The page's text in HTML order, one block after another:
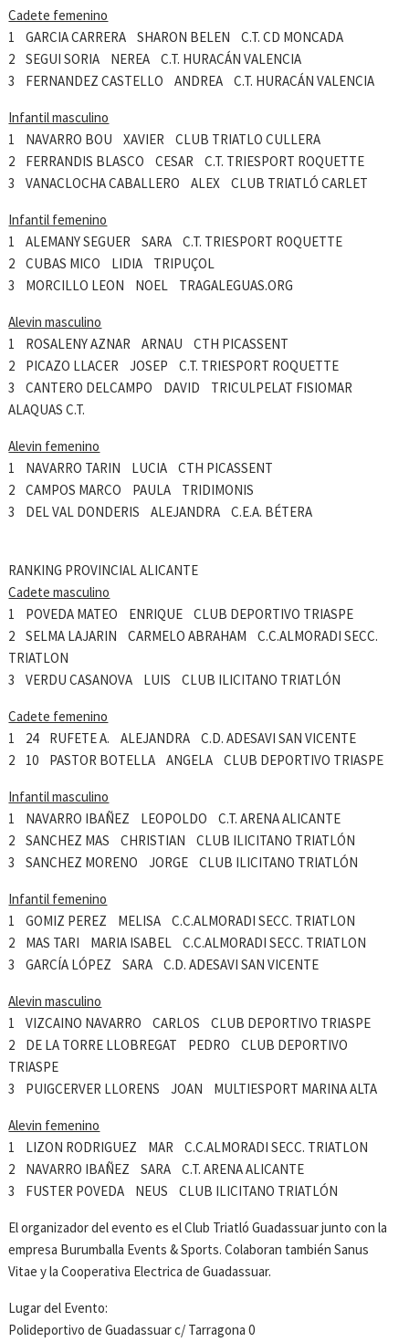
Cadete femenino
1 GARCIA CARRERA SHARON BELEN C.T. CD MONCADA
2 SEGUI SORIA NEREA C.T. HURACÁN VALENCIA
3 FERNANDEZ CASTELLO ANDREA C.T. HURACÁN VALENCIA
Infantil masculino
1 NAVARRO BOU XAVIER CLUB TRIATLO CULLERA
2 FERRANDIS BLASCO CESAR C.T. TRIESPORT ROQUETTE
3 VANACLOCHA CABALLERO ALEX CLUB TRIATLÓ CARLET
Infantil femenino
1 ALEMANY SEGUER SARA C.T. TRIESPORT ROQUETTE
2 CUBAS MICO LIDIA TRIPUÇOL
3 MORCILLO LEON NOEL TRAGALEGUAS.ORG
Alevin masculino
1 ROSALENY AZNAR ARNAU CTH PICASSENT
2 PICAZO LLACER JOSEP C.T. TRIESPORT ROQUETTE
3 CANTERO DELCAMPO DAVID TRICULPELAT FISIOMAR
ALAQUAS C.T.
Alevin femenino
1 NAVARRO TARIN LUCIA CTH PICASSENT
2 CAMPOS MARCO PAULA TRIDIMONIS
3 DEL VAL DONDERIS ALEJANDRA C.E.A. BÉTERA
RANKING PROVINCIAL ALICANTE
Cadete masculino
1 POVEDA MATEO ENRIQUE CLUB DEPORTIVO TRIASPE
2 SELMA LAJARIN CARMELO ABRAHAM C.C.ALMORADI SECC.
TRIATLON
3 VERDU CASANOVA LUIS CLUB ILICITANO TRIATLÓN
Cadete femenino
1 24 RUFETE A. ALEJANDRA C.D. ADESAVI SAN VICENTE
2 10 PASTOR BOTELLA ANGELA CLUB DEPORTIVO TRIASPE
Infantil masculino
1 NAVARRO IBAÑEZ LEOPOLDO C.T. ARENA ALICANTE
2 SANCHEZ MAS CHRISTIAN CLUB ILICITANO TRIATLÓN
3 SANCHEZ MORENO JORGE CLUB ILICITANO TRIATLÓN
Infantil femenino
1 GOMIZ PEREZ MELISA C.C.ALMORADI SECC. TRIATLON
2 MAS TARI MARIA ISABEL C.C.ALMORADI SECC. TRIATLON
3 GARCÍA LÓPEZ SARA C.D. ADESAVI SAN VICENTE
Alevin masculino
1 VIZCAINO NAVARRO CARLOS CLUB DEPORTIVO TRIASPE
2 DE LA TORRE LLOBREGAT PEDRO CLUB DEPORTIVO
TRIASPE
3 PUIGCERVER LLORENS JOAN MULTIESPORT MARINA ALTA
Alevin femenino
1 LIZON RODRIGUEZ MAR C.C.ALMORADI SECC. TRIATLON
2 NAVARRO IBAÑEZ SARA C.T. ARENA ALICANTE
3 FUSTER POVEDA NEUS CLUB ILICITANO TRIATLÓN
El organizador del evento es el Club Triatló Guadassuar junto con la
empresa Burumballa Events & Sports. Colaboran también Sanus
Vitae y la Cooperativa Electrica de Guadassuar.
Lugar del Evento:
Polideportivo de Guadassuar c/ Tarragona 0